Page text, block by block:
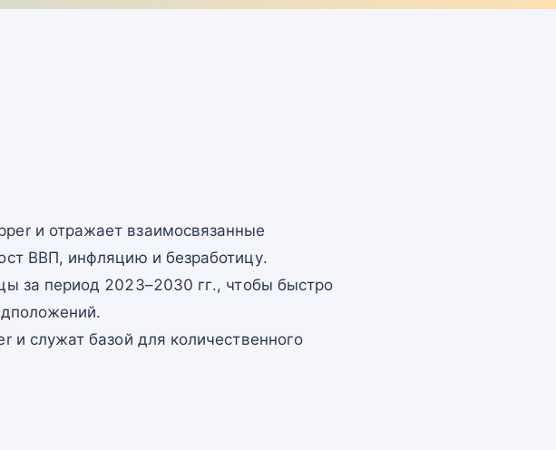
и отражает взаимосвязанные
ВВП, инфляцию и безработицу.
за период 2023–2030 гг., чтобы быстро
и служат базой для количественного